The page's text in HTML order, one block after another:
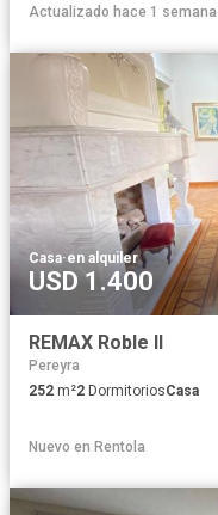
Actualizado hace 1 semana
Casa·en alquiler
USD 1.400
REMAX Roble II
Pereyra
252 m²2 DormitoriosCasa
Nuevo en Rentola